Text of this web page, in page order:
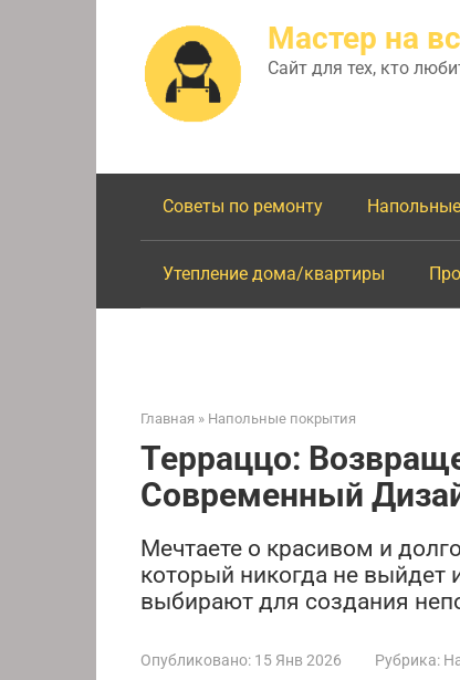
Мастер на
Сайт для тех, кто
Советы по ремонту
Утепление дома/квартиры
Главная » Напольные покрытия
Терраццо:
Современный
Мечтаете о красивом и
который никогда не выйдет
выбирают для создания
Опубликовано: 15 Янв 2026 Рубрика: